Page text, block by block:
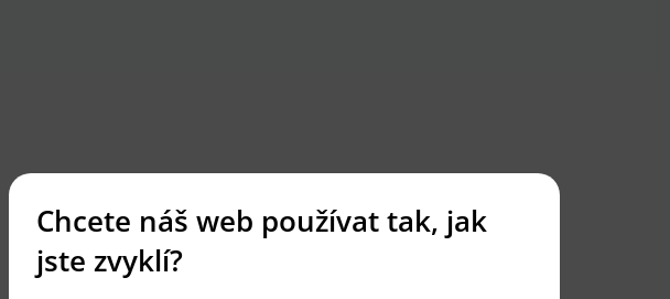
Chcete náš web používat tak, jak
jste zvyklí?